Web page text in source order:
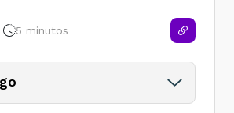
5 minutos